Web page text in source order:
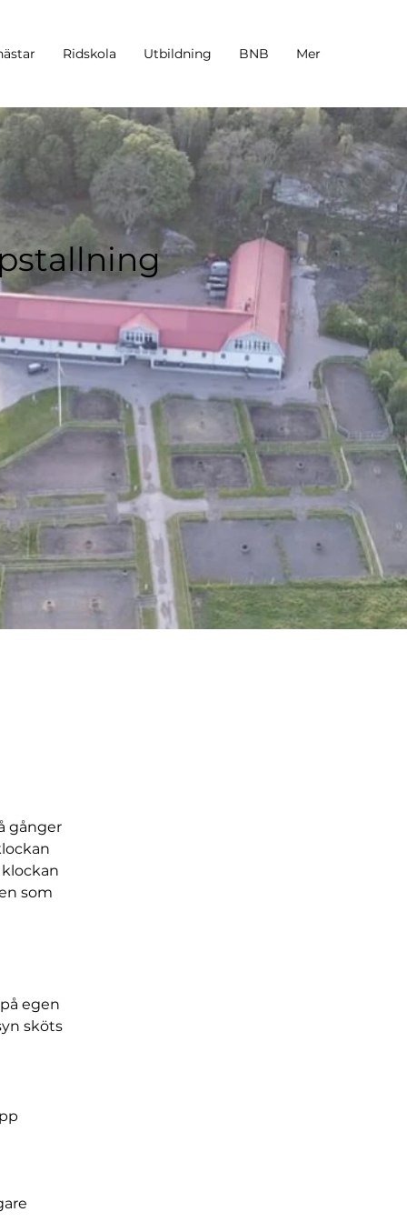
Ridskola Utbildning BNB Mer
gånger
som
egen
sköts